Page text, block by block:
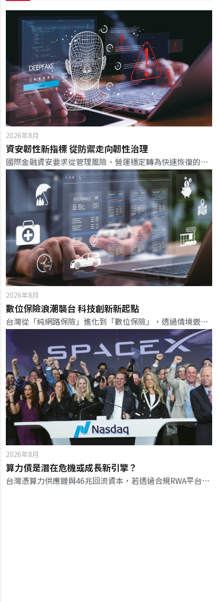
2026年8月
資安韌性新指標 從防禦走向韌性治理
國際金融資安要求從管理風險、營運穩定轉為快速恢復的韌性，成為新一代銀行的核心競爭優勢。
2026年8月
數位保險浪潮襲台 科技創新新起點
台灣從「純網路保險」進化到「數位保險」，透過情境嵌入自動生效，翻轉傳統人找保險的銷售模式與監理思維。
2026年8月
算力債是潛在危機或成長新引擎？
台灣憑算力供應鏈與46兆回流資本，若透過合規RWA平台進行鏈上融資，有機會將算力代工翻身為金融金流軸心。